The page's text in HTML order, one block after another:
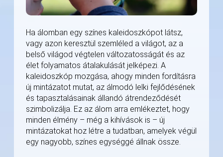
Ha álomban egy színes kaleidoszkópot látsz,
vagy azon keresztül szemléled a világot, az a
belső világod végtelen változatosságát és az
élet folyamatos átalakulását jelképezi. A
kaleidoszkóp mozgása, ahogy minden fordításra
új mintázatot mutat, az álmodó lelki fejlődésének
és tapasztalásainak állandó átrendeződését
szimbolizálja. Ez az álom arra emlékeztet, hogy
minden élmény – még a kihívások is – új
mintázatokat hoz létre a tudatban, amelyek végül
egy nagyobb, színes egységgé állnak össze.